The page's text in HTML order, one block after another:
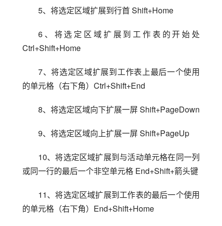
5、将选定区域扩展到行首 Shift+Home
6、将选定区域扩展到工作表的开始处
Ctrl+Shift+Home
7、将选定区域扩展到工作表上最后一个使用
的单元格（右下角）Ctrl+Shift+End
8、将选定区域向下扩展一屏 Shift+PageDown
9、将选定区域向上扩展一屏 Shift+PageUp
10、将选定区域扩展到与活动单元格在同一列
或同一行的最后一个非空单元格 End+Shift+箭头键
11、将选定区域扩展到工作表的最后一个使用
的单元格（右下角）End+Shift+Home